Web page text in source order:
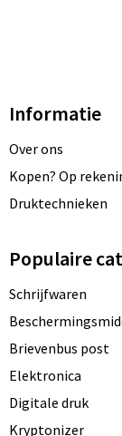
Informatie
Over ons
Kopen? Op
Druktechnieken
Populaire
Schrijfwaren
Brievenbus post
Elektronica
Digitale druk
Kryptonizer